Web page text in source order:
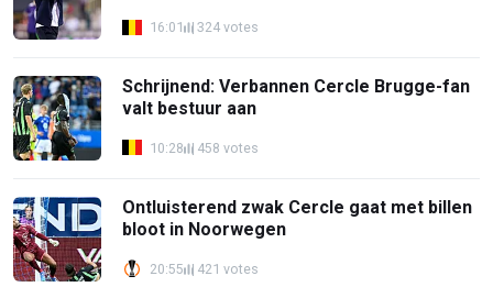
16:01 324 votes
Schrijnend: Verbannen Cercle Brugge-fan
valt bestuur aan
10:28 458 votes
Ontluisterend zwak Cercle gaat met billen
bloot in Noorwegen
20:55 421 votes